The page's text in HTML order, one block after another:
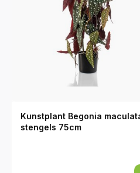
Kunstplant Begonia
stengels 75cm